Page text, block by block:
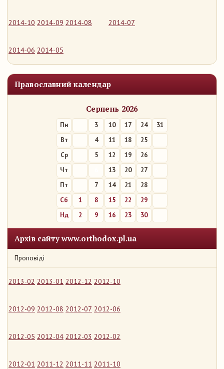
2014-10 2014-09 2014-08 2014-07
2014-06 2014-05
Православний календар
Серпень 2026
Пн 3 10 17 24
31
Вт
4 11 18
25
Ср
5 12 19
26
Чт
13 20
27
Пт
7 14 21
28
Сб
1 8 15 22
29
Нд
2 9 16 23 30
Архів сайту www.orthodox.pl.ua
Проповіді
2013-02 2013-01 2012-12 2012-10
2012-09 2012-08 2012-07 2012-06
2012-05 2012-04 2012-03 2012-02
2012-01 2011-12 2011-11 2011-10